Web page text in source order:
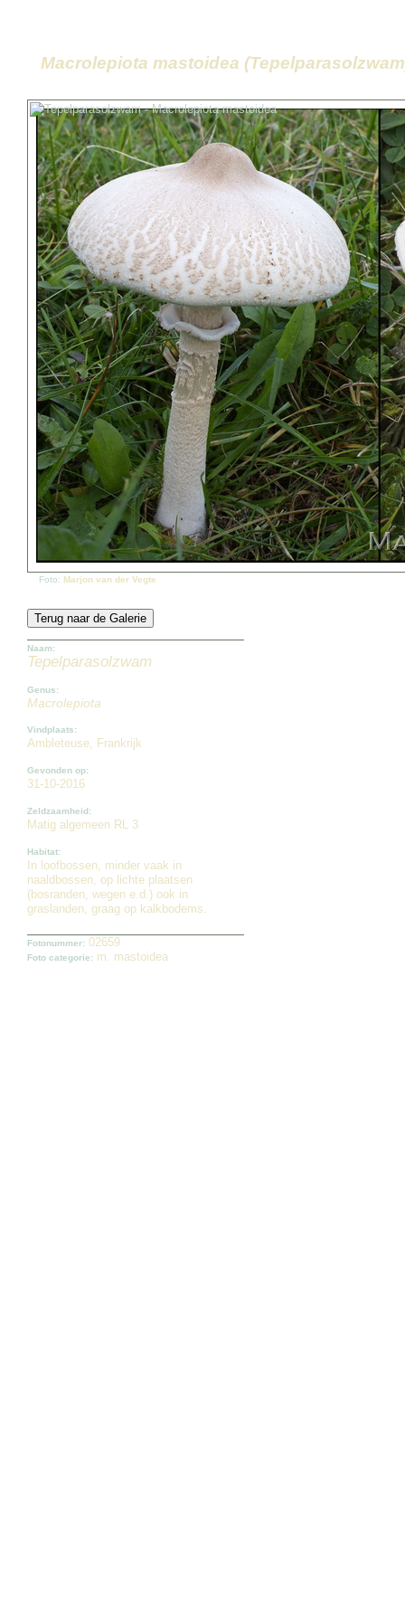
Macrolepiota mastoidea
Foto: Marjon van der Vegte
Naam:
Tepelparasolzwam
Genus:
Macrolepiota
Vindplaats:
Ambleteuse, Frankrijk
Gevonden op:
31-10-2016
Zeldzaamheid:
Matig algemeen RL 3
Habitat:
In loofbossen, minder vaak in
naaldbossen, op lichte plaatsen
(bosranden, wegen e.d.) ook in
graslanden, graag op kalkbodems.
Fotonummer: 02659
Foto categorie: m. mastoidea